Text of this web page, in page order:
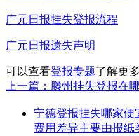
广元日报挂失登报流程
广元日报遗失声明
可以查看登报专题了解更多
上一篇：滕州挂失登报在
宁德登报挂失哪家便
费用差异主要由报